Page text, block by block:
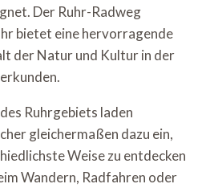
Der Ruhr-Radweg
bietet eine hervorragende
der Natur und Kultur in der
Ruhrgebiets laden
gleichermaßen dazu ein,
Weise zu entdecken
Wandern, Radfahren oder